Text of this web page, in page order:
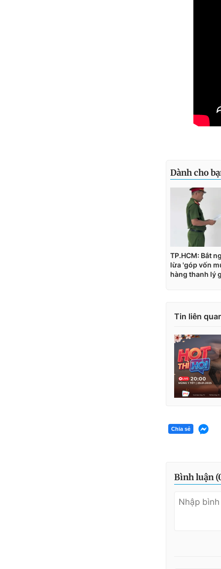
Tin liên
Chia sẻ
Bình luận (